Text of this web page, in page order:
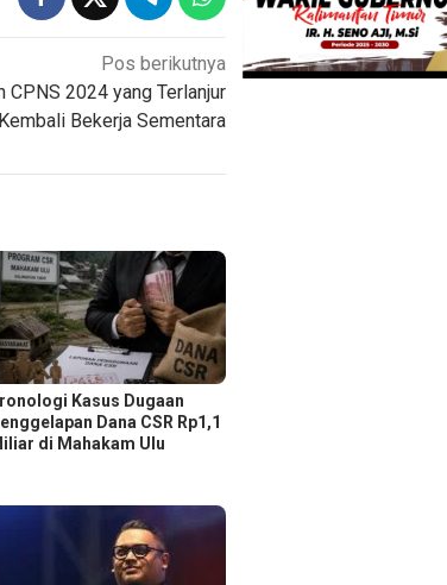
Pos berikutnya
CPNS 2024 yang Terlanjur
Bekerja Sementara
Kasus Dugaan
Dana CSR Rp1,1
di Mahakam Ulu